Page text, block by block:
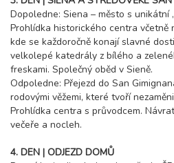
Dopoledne: Siena – město s unikátní
Prohlídka historického centra včetně
kde se každoročně konají slavné
velkolepé katedrály z bílého a
freskami. Společný oběd v Sieně.
Odpoledne: Přejezd do San
rodovými věžemi, které tvoří
Prohlídka centra s průvodcem.
večeře a nocleh.
4. DEN | ODJEZD DOMŮ